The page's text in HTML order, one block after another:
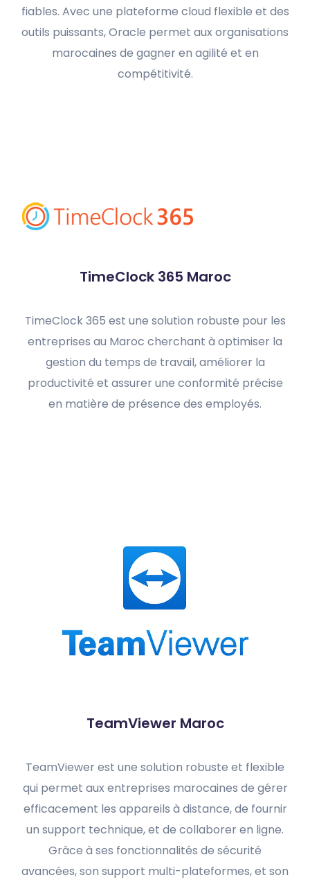
fiables. Avec une plateforme cloud flexible et des
outils puissants, Oracle permet aux organisations
marocaines de gagner en agilité et en
compétitivité.
TimeClock 365 Maroc
TimeClock 365 est une solution robuste pour les
entreprises au Maroc cherchant à optimiser la
gestion du temps de travail, améliorer la
productivité et assurer une conformité précise
en matière de présence des employés.
TeamViewer Maroc
TeamViewer est une solution robuste et flexible
qui permet aux entreprises marocaines de gérer
efficacement les appareils à distance, de fournir
un support technique, et de collaborer en ligne.
Grâce à ses fonctionnalités de sécurité
avancées, son support multi-plateformes, et son